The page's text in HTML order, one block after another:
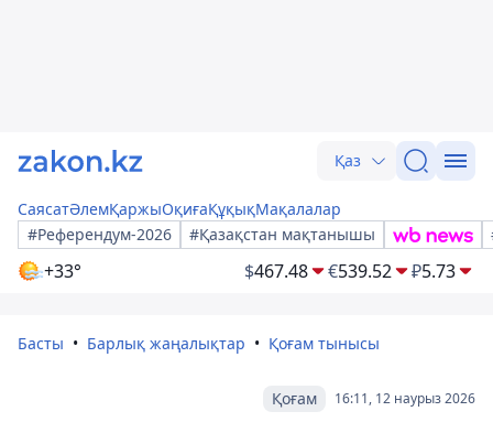
Қаз
СаясатӘлемҚаржыОқиғаҚұқықМақалалар
#Референдум-2026
#Қазақстан мақтанышы
+33° $467.48 €539.52 ₽5.73
Басты Барлық жаңалықтар Қоғам тынысы
16:11, 12 наурыз 2026
Қоғам